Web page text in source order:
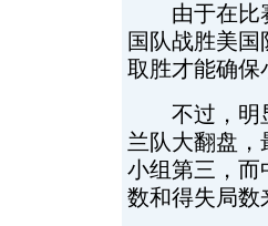
由于在比赛
国队战胜美
取胜才能确保
不过，明显
兰队大翻盘
小组第三，而
数和得失局数